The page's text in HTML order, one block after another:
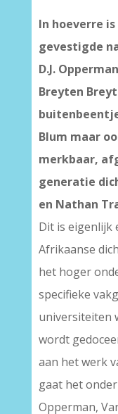
In hoeverre
gevestigde
D.J.
Breyten
Blum maar
merkbaar,
generatie
en Nathan
Dit is eigenlijk
Afrikaanse
het hoger
specifieke
universiteiten
wordt
aan het werk
gaat het
Opperman,